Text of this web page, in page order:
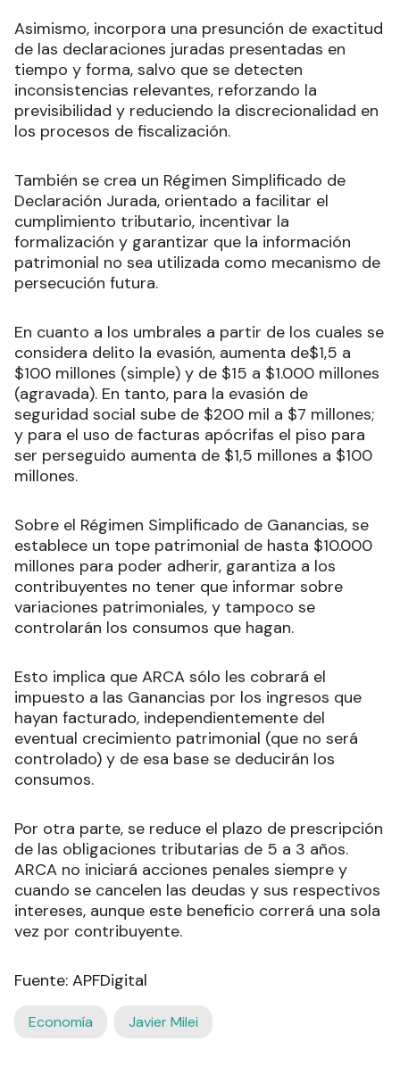
Asimismo, incorpora una presunción de exactitud
de las declaraciones juradas presentadas en
tiempo y forma, salvo que se detecten
inconsistencias relevantes, reforzando la
previsibilidad y reduciendo la discrecionalidad en
los procesos de fiscalización.
También se crea un Régimen Simplificado de
Declaración Jurada, orientado a facilitar el
cumplimiento tributario, incentivar la
formalización y garantizar que la información
patrimonial no sea utilizada como mecanismo de
persecución futura.
En cuanto a los umbrales a partir de los cuales se
considera delito la evasión, aumenta de$1,5 a
$100 millones (simple) y de $15 a $1.000 millones
(agravada). En tanto, para la evasión de
seguridad social sube de $200 mil a $7 millones;
y para el uso de facturas apócrifas el piso para
ser perseguido aumenta de $1,5 millones a $100
millones.
Sobre el Régimen Simplificado de Ganancias, se
establece un tope patrimonial de hasta $10.000
millones para poder adherir, garantiza a los
contribuyentes no tener que informar sobre
variaciones patrimoniales, y tampoco se
controlarán los consumos que hagan.
Esto implica que ARCA sólo les cobrará el
impuesto a las Ganancias por los ingresos que
hayan facturado, independientemente del
eventual crecimiento patrimonial (que no será
controlado) y de esa base se deducirán los
consumos.
Por otra parte, se reduce el plazo de prescripción
de las obligaciones tributarias de 5 a 3 años.
ARCA no iniciará acciones penales siempre y
cuando se cancelen las deudas y sus respectivos
intereses, aunque este beneficio correrá una sola
vez por contribuyente.
Fuente: APFDigital
Economía Javier Milei